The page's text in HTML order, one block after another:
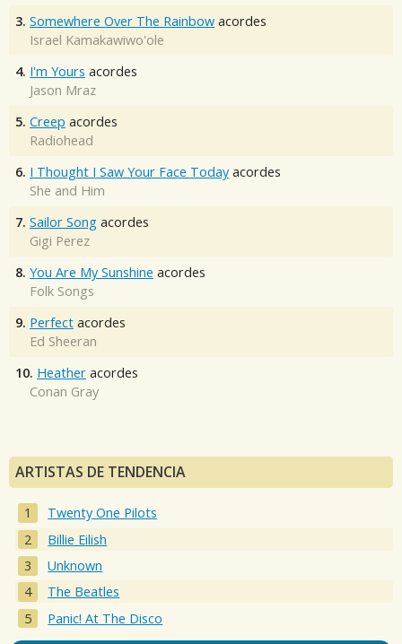
3. Somewhere Over The Rainbow acordes
Israel Kamakawiwo'ole
4. I'm Yours acordes
Jason Mraz
5. Creep acordes
Radiohead
6. I Thought I Saw Your Face Today acordes
She and Him
7. Sailor Song acordes
Gigi Perez
8. You Are My Sunshine acordes
Folk Songs
9. Perfect acordes
Ed Sheeran
10. Heather acordes
Conan Gray
ARTISTAS DE TENDENCIA
Twenty One Pilots
Billie Eilish
Unknown
The Beatles
Panic! At The Disco